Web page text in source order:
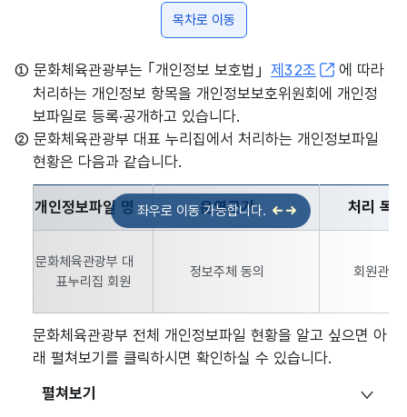
목차로 이동
① 문화체육관광부는 ｢개인정보 보호법｣ 제32조
에 따라
처리하는 개인정보 항목을 개인정보보호위원회에 개인정
보파일로 등록·공개하고 있습니다.
② 문화체육관광부 대표 누리집에서 처리하는 개인정보파일
현황은 다음과 같습니다.
개인정보파일 명 운영근거 처리 목적
문화체육관광부 대
표누리집 회원
정보주체 동의 회원관리
문화체육관광부 전체 개인정보파일 현황을 알고 싶으면 아
래 펼쳐보기를 클릭하시면 확인하실 수 있습니다.
펼쳐보기